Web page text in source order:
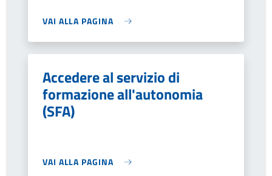
VAI ALLA PAGINA
Accedere al servizio di
formazione all'autonomia
(SFA)
VAI ALLA PAGINA